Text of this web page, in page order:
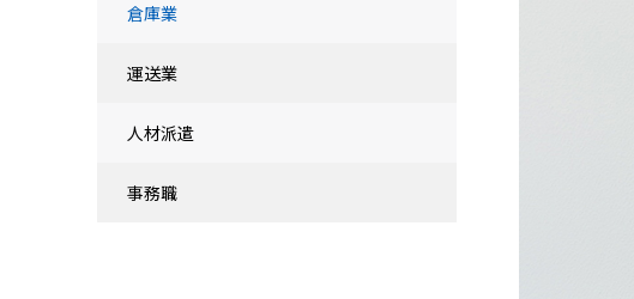
倉庫業
運送業
人材派遣
事務職